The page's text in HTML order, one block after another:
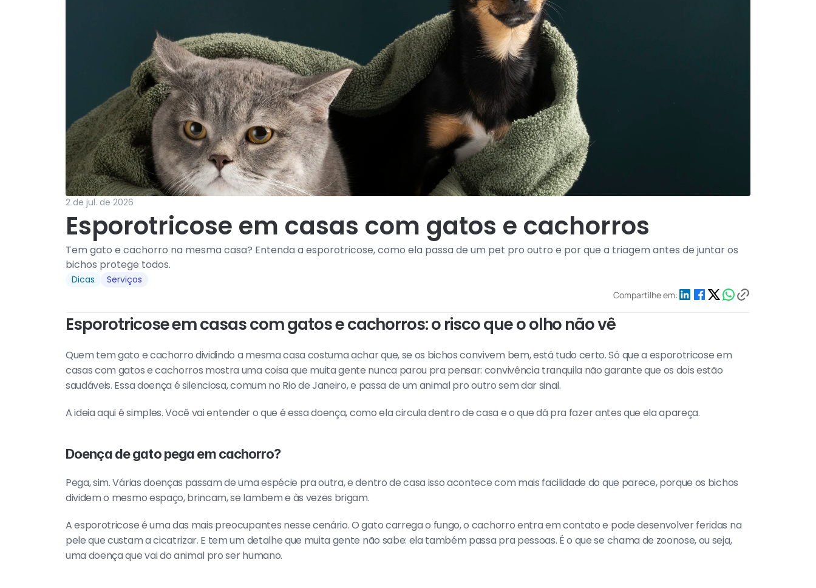
2 de jul. de 2026
Esporotricose em casas com gatos e cachorros
Tem gato e cachorro na mesma casa? Entenda a esporotricose, como ela passa de um pet pro outro e por que a triagem antes de juntar os
bichos protege todos.
Dicas Serviços
Compartilhe em:
Esporotricose em casas com gatos e cachorros: o risco que o olho não vê
Quem tem gato e cachorro dividindo a mesma casa costuma achar que, se os bichos convivem bem, está tudo certo. Só que a esporotricose em
casas com gatos e cachorros mostra uma coisa que muita gente nunca parou pra pensar: convivência tranquila não garante que os dois estão
saudáveis. Essa doença é silenciosa, comum no Rio de Janeiro, e passa de um animal pro outro sem dar sinal.
A ideia aqui é simples. Você vai entender o que é essa doença, como ela circula dentro de casa e o que dá pra fazer antes que ela apareça.
Doença de gato pega em cachorro?
Pega, sim. Várias doenças passam de uma espécie pra outra, e dentro de casa isso acontece com mais facilidade do que parece, porque os bichos
dividem o mesmo espaço, brincam, se lambem e às vezes brigam.
A esporotricose é uma das mais preocupantes nesse cenário. O gato carrega o fungo, o cachorro entra em contato e pode desenvolver feridas na
pele que custam a cicatrizar. E tem um detalhe que muita gente não sabe: ela também passa pra pessoas. É o que se chama de zoonose, ou seja,
uma doença que vai do animal pro ser humano.